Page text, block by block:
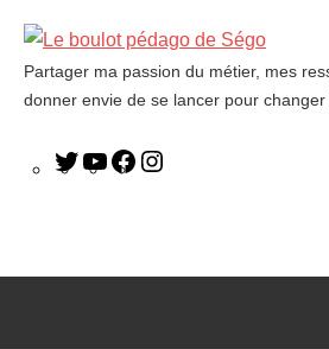
Le
boulot
Partager ma passion du métier, mes
donner envie de se lancer pour changer